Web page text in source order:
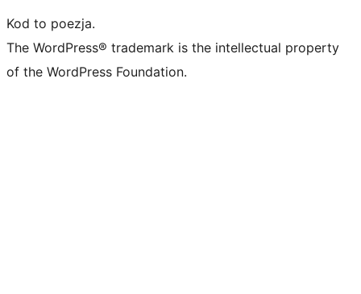
Kod to poezja.
The WordPress® trademark is the intellectual property
of the WordPress Foundation.